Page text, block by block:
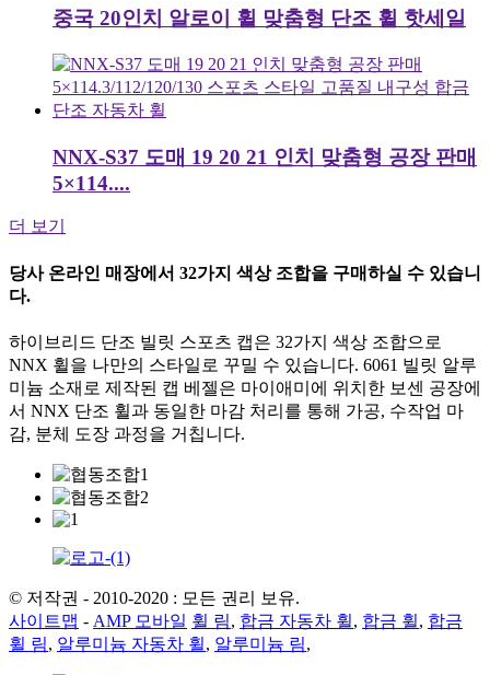
중국 20인치 알로이 휠 맞춤형 단조 휠 핫세일
NNX-S37 도매 19 20 21 인치 맞춤형 공장 판매
5×114....
더 보기
당사 온라인 매장에서 32가지 색상 조합을 구매하실 수 있습니
다.
하이브리드 단조 빌릿 스포츠 캡은 32가지 색상 조합으로
NNX 휠을 나만의 스타일로 꾸밀 수 있습니다. 6061 빌릿 알루
미늄 소재로 제작된 캡 베젤은 마이애미에 위치한 보센 공장에
서 NNX 단조 휠과 동일한 마감 처리를 통해 가공, 수작업 마
감, 분체 도장 과정을 거칩니다.
© 저작권 - 2010-2020 : 모든 권리 보유.
사이트맵 - AMP 모바일 휠 림, 합금 자동차 휠, 합금 휠, 합금
휠 림, 알루미늄 자동차 휠, 알루미늄 림,